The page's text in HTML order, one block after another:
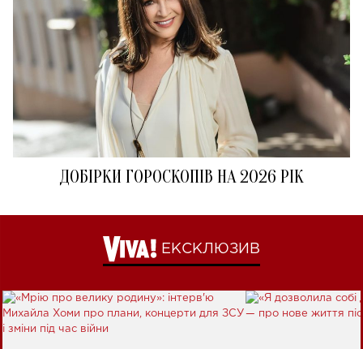
ДОБІРКИ ГОРОСКОПІВ НА 2026 РІК
ЕКСКЛЮЗИВ